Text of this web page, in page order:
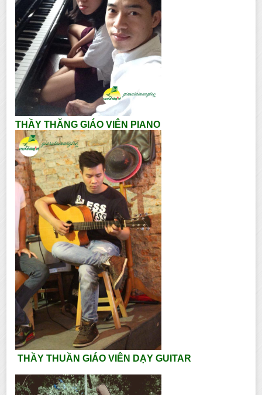
THẦY THĂNG GIÁO VIÊN PIANO
THẦY THUẦN GIÁO VIÊN DẠY GUITAR